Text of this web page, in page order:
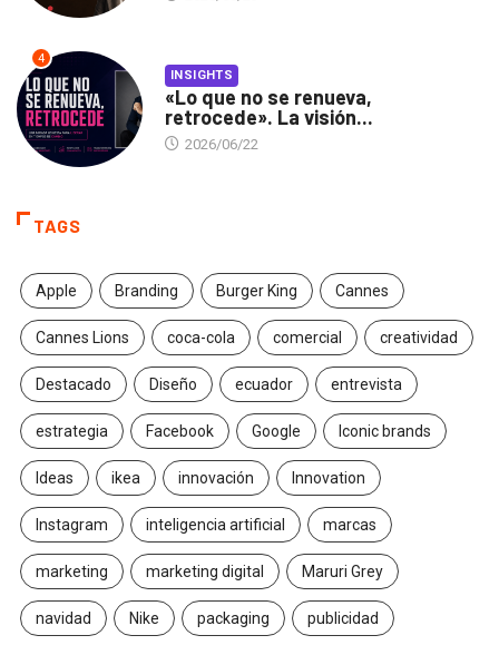
4
INSIGHTS
«Lo que no se renueva,
retrocede». La visión...
2026/06/22
TAGS
Apple Branding Burger King Cannes
Cannes Lions coca-cola comercial creatividad
Destacado Diseño ecuador entrevista
estrategia Facebook Google Iconic brands
Ideas ikea innovación Innovation
Instagram inteligencia artificial marcas
marketing marketing digital Maruri Grey
navidad Nike packaging publicidad